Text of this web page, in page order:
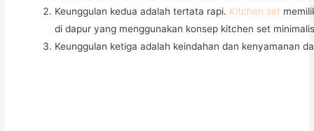
Keunggulan kedua adalah tertata rapi. Kitchen set
di dapur yang menggunakan konsep kitchen set
Keunggulan ketiga adalah keindahan dan kenyamanan